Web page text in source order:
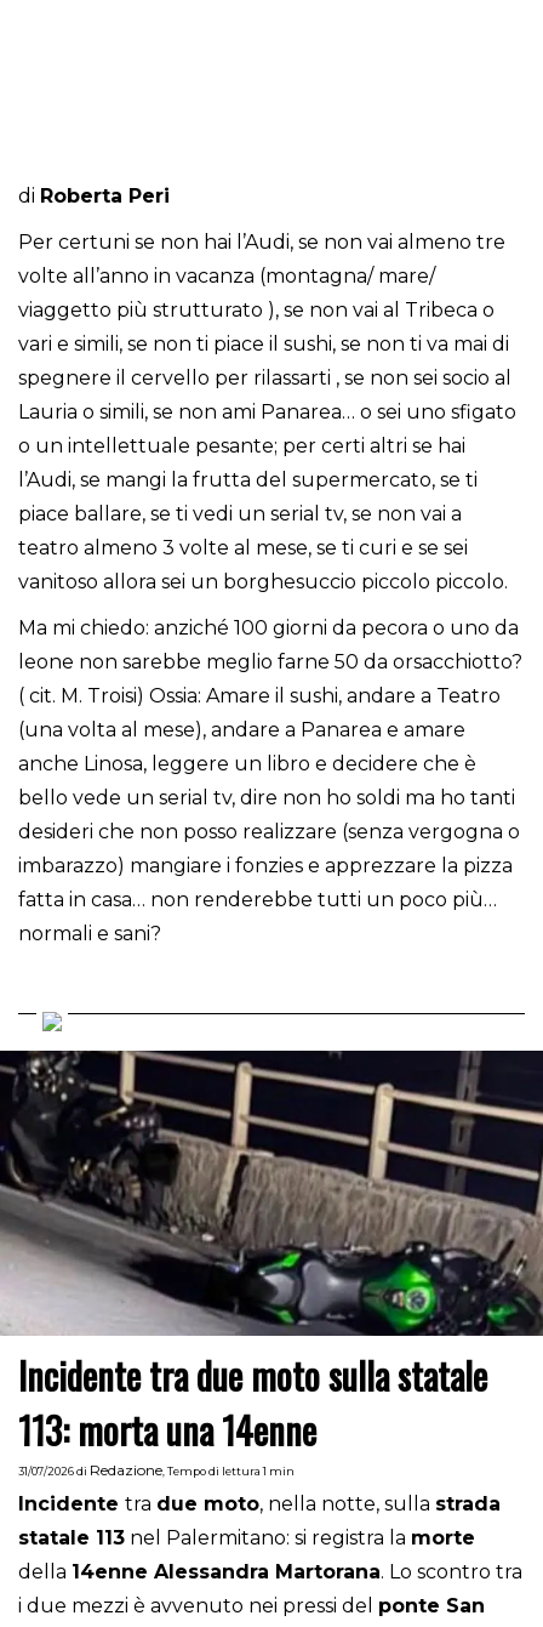
di Roberta Peri
Per certuni se non hai l’Audi, se non vai almeno tre
volte all’anno in vacanza (montagna/ mare/
viaggetto più strutturato ), se non vai al Tribeca o
vari e simili, se non ti piace il sushi, se non ti va mai di
spegnere il cervello per rilassarti , se non sei socio al
Lauria o simili, se non ami Panarea… o sei uno sfigato
o un intellettuale pesante; per certi altri se hai
l’Audi, se mangi la frutta del supermercato, se ti
piace ballare, se ti vedi un serial tv, se non vai a
teatro almeno 3 volte al mese, se ti curi e se sei
vanitoso allora sei un borghesuccio piccolo piccolo.
Ma mi chiedo: anziché 100 giorni da pecora o uno da
leone non sarebbe meglio farne 50 da orsacchiotto?
( cit. M. Troisi) Ossia: Amare il sushi, andare a Teatro
(una volta al mese), andare a Panarea e amare
anche Linosa, leggere un libro e decidere che è
bello vede un serial tv, dire non ho soldi ma ho tanti
desideri che non posso realizzare (senza vergogna o
imbarazzo) mangiare i fonzies e apprezzare la pizza
fatta in casa… non renderebbe tutti un poco più…
normali e sani?
Incidente tra due moto sulla statale
113: morta una 14enne
31/07/2026di Redazione,Tempo di lettura 1 min
Incidente tra due moto, nella notte, sulla strada
statale 113 nel Palermitano: si registra la morte
della 14enne Alessandra Martorana. Lo scontro tra
i due mezzi è avvenuto nei pressi del ponte San